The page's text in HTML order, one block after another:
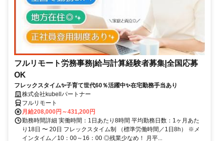
フルリモート労務事務|給与計算経験者募集|全国応募
OK
フレックスタイム✨子育て世代60％活躍中✨在宅勤務手当あり
株式会社kubellパートナー
フルリモート
月給208,000円～431,200円
勤務時間詳細 実働時間：1日あたり8時間 平均勤務日数：1ヶ月あた
り18日 〜 20日 フレックスタイム制 （標準労働時間／1日8h） ※メ
インタイム／10：00～16：00 ◎残業少なめ！ 月平...